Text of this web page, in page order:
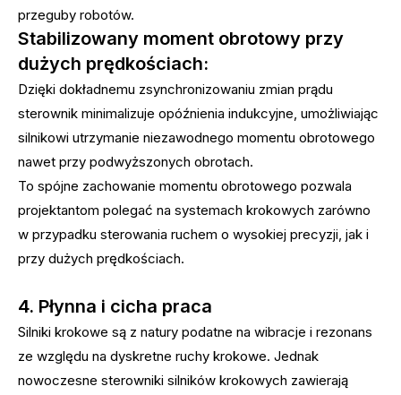
przeguby robotów.
Stabilizowany moment obrotowy przy
dużych prędkościach:
Dzięki dokładnemu zsynchronizowaniu zmian prądu
sterownik minimalizuje opóźnienia indukcyjne, umożliwiając
silnikowi utrzymanie niezawodnego momentu obrotowego
nawet przy podwyższonych obrotach.
To spójne zachowanie momentu obrotowego pozwala
projektantom polegać na systemach krokowych zarówno
w przypadku sterowania ruchem o wysokiej precyzji, jak i
przy dużych prędkościach.
4. Płynna i cicha praca
Silniki krokowe są z natury podatne na wibracje i rezonans
ze względu na dyskretne ruchy krokowe. Jednak
nowoczesne sterowniki silników krokowych zawierają